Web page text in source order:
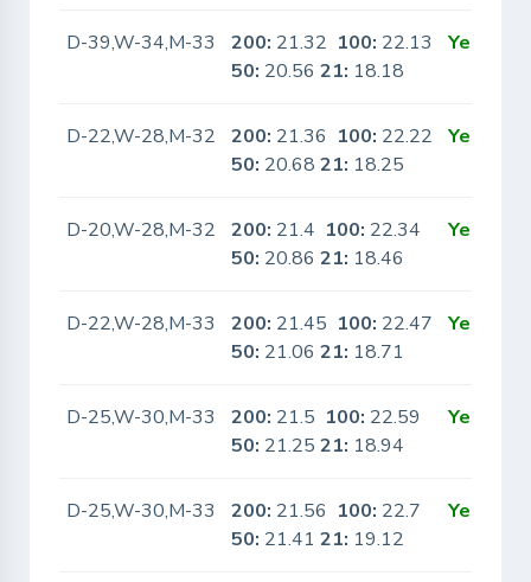
D-39,W-34,M-33 200: 21.32 100: 22.13
50: 20.5621: 18.18
Yes
D-22,W-28,M-32 200: 21.36 100: 22.22
50: 20.6821: 18.25
Yes
D-20,W-28,M-32 200: 21.4 100: 22.34
50: 20.8621: 18.46
Yes
D-22,W-28,M-33 200: 21.45 100: 22.47
50: 21.0621: 18.71
Yes
D-25,W-30,M-33 200: 21.5 100: 22.59
50: 21.2521: 18.94
Yes
D-25,W-30,M-33 200: 21.56 100: 22.7
50: 21.4121: 19.12
Yes